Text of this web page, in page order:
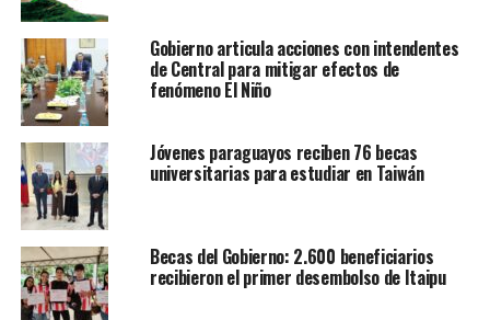
La Nación
TEMAS RELACIONADOS: PORTADA
Informe Meteorológico 09-08-19
NO SE PIERDA
«Vení si te animás»
Gobierno articula acciones con intendentes
de Central para mitigar efectos de
fenómeno El Niño
Jóvenes paraguayos reciben 76 becas
universitarias para estudiar en Taiwán
Becas del Gobierno: 2.600 beneficiarios
recibieron el primer desembolso de Itaipu